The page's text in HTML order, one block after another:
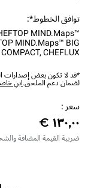
توافق الخطوط*:
MIND.Maps™
MIND.Maps™ BIG
, CHEFLUX™
*قد لا تكون بعض إصدارات
لضمان دعم الملحق.ابنِ
سعر :
ضريبة القيمة المضافة